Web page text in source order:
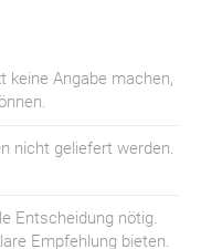
keine Angabe machen,
nicht geliefert werden.
Entscheidung nötig.
Empfehlung bieten.